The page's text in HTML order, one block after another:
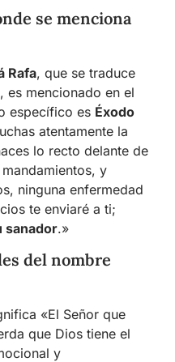
se menciona
Rafa, que se traduce
es mencionado en el
específico es Éxodo
atentamente la
lo recto delante de
y
ninguna enfermedad
te enviaré a ti;
sanador.»
del nombre
«El Señor que
que Dios tiene el
y